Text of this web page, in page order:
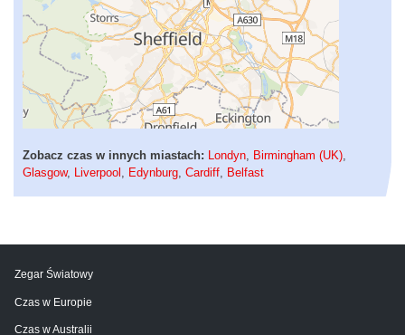
Zobacz czas w innych miastach: Londyn Birmingham (UK)
Glasgow, Liverpool Edynburg Cardiff Belfast
Zegar Światowy
Czas w Europie
Czas w Australii